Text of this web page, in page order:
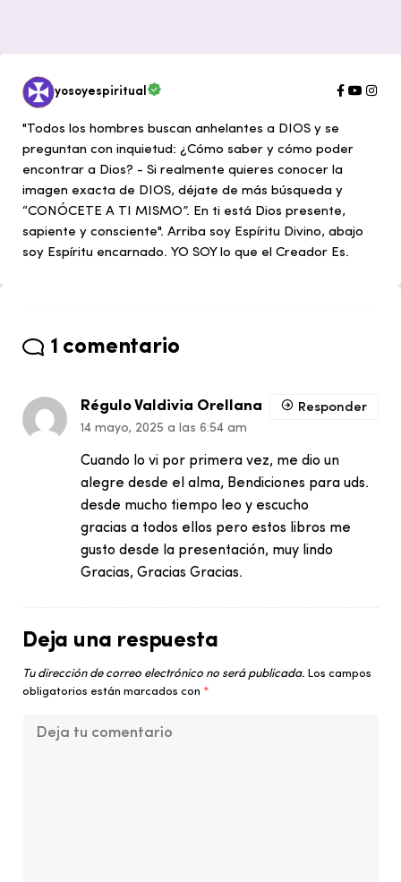
yosoyespiritual
"Todos los hombres buscan anhelantes a DIOS y se
preguntan con inquietud: ¿Cómo saber y cómo poder
encontrar a Dios? - Si realmente quieres conocer la
imagen exacta de DIOS, déjate de más búsqueda y
“CONÓCETE A TI MISMO”. En ti está Dios presente,
sapiente y consciente". Arriba soy Espíritu Divino, abajo
soy Espíritu encarnado. YO SOY lo que el Creador Es.
1 comentario
Régulo Valdivia Orellana
14 mayo, 2025 a las 6:54 am
Cuando lo vi por primera vez, me dio un
alegre desde el alma, Bendiciones para uds.
desde mucho tiempo leo y escucho
gracias a todos ellos pero estos libros me
gusto desde la presentación, muy lindo
Gracias, Gracias Gracias.
Responder
Deja una respuesta
Tu dirección de correo electrónico no será publicada. Los campos
obligatorios están marcados con *